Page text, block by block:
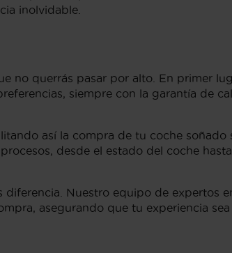
inolvidable.
no querrás pasar por alto. En primer
siempre con la garantía de
así la compra de tu coche soñado
desde el estado del coche
Nuestro equipo de expertos
asegurando que tu experiencia